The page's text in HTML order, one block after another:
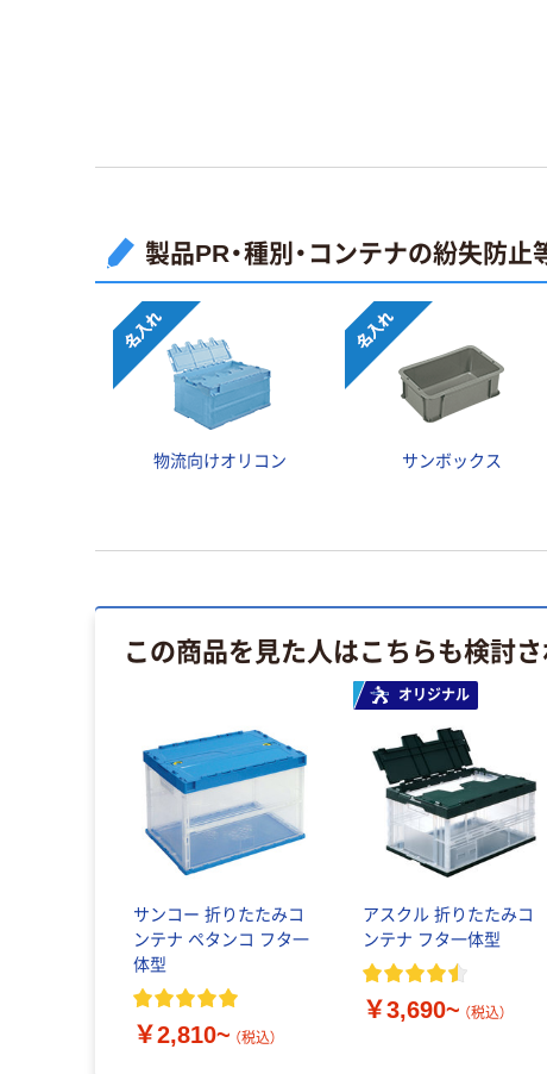
製品PR・種別・コンテナの紛失防
物流向けオリコン サンボックス
この商品を見た人はこちらも検討
サンコー 折りたたみコ
ンテナ ペタンコ フタ一
体型
￥2,810~ （税込）
オリジナル
アスクル 折りたたみコ
ンテナ フタ一体型
￥3,690~ （税込）